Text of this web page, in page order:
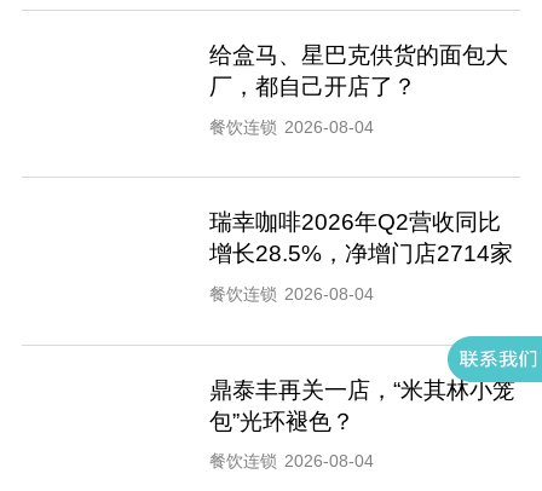
给盒马、星巴克供货的面包大
厂，都自己开店了？
餐饮连锁 2026-08-04
瑞幸咖啡2026年Q2营收同比
增长28.5%，净增门店2714家
餐饮连锁 2026-08-04
鼎泰丰再关一店，“米其林小笼
包”光环褪色？
餐饮连锁 2026-08-04